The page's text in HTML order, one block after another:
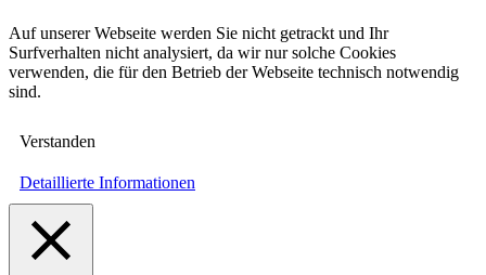
Auf unserer Webseite werden Sie nicht getrackt und Ihr
Surfverhalten nicht analysiert, da wir nur solche Cookies
verwenden, die für den Betrieb der Webseite technisch notwendig
sind.
Verstanden
Detaillierte Informationen